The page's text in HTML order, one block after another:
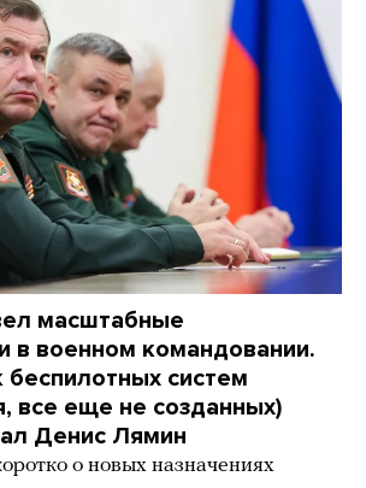
масштабные
в военном командовании.
беспилотных систем
все еще не созданных)
Денис Лямин
о новых назначениях